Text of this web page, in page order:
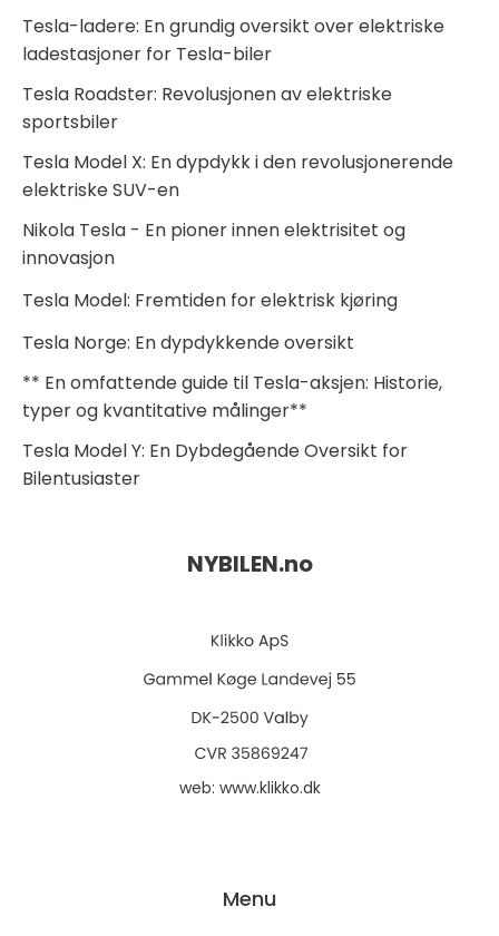
Tesla-ladere: En grundig oversikt over elektriske
ladestasjoner for Tesla-biler
Tesla Roadster: Revolusjonen av elektriske
sportsbiler
Tesla Model X: En dypdykk i den revolusjonerende
elektriske SUV-en
Nikola Tesla - En pioner innen elektrisitet og
innovasjon
Tesla Model: Fremtiden for elektrisk kjøring
Tesla Norge: En dypdykkende oversikt
** En omfattende guide til Tesla-aksjen: Historie,
typer og kvantitative målinger**
Tesla Model Y: En Dybdegående Oversikt for
Bilentusiaster
NYBILEN.no
web: www.klikko.dk
Menu